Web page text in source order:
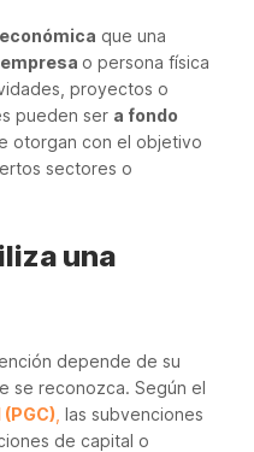
que una
o persona física
proyectos o
pueden ser a fondo
otorgan con el objetivo
sectores o
una
depende de su
se reconozca. Según el
las subvenciones
de capital o